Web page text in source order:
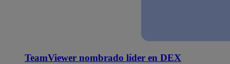
TeamViewer nombrado líder en DEX